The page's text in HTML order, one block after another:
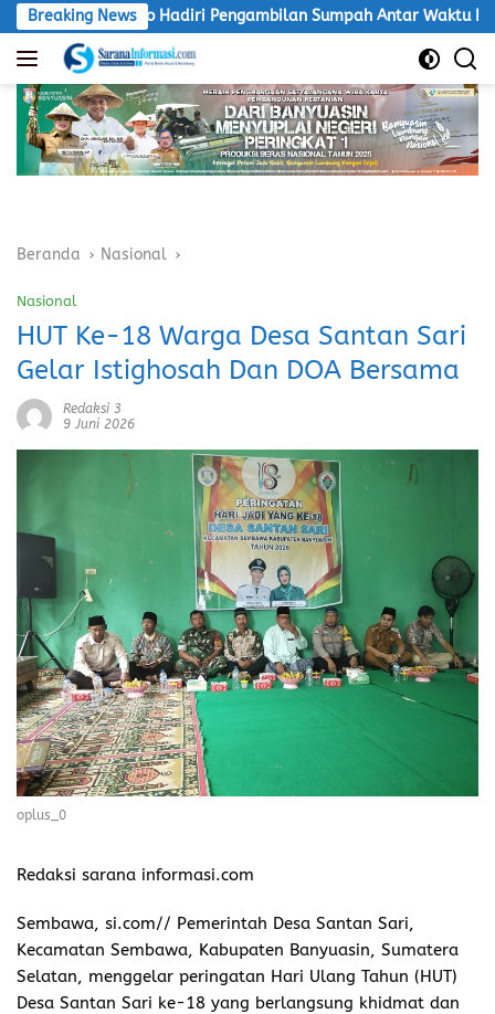
Langsung
ke
konten
Breaking News
Pengambilan Sumpah Antar Waktu PAW BPD Desa Lubuk
Beranda Nasional
Nasional
HUT Ke-18 Warga Desa Santan Sari
Gelar Istighosah Dan DOA Bersama
Redaksi 3
9 Juni 2026
oplus_0
Redaksi sarana informasi.com
Sembawa, si.com// Pemerintah Desa Santan Sari,
Kecamatan Sembawa, Kabupaten Banyuasin, Sumatera
Selatan, menggelar peringatan Hari Ulang Tahun (HUT)
Desa Santan Sari ke-18 yang berlangsung khidmat dan